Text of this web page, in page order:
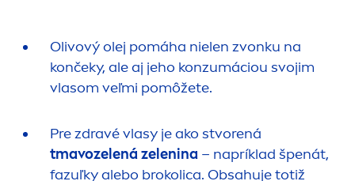
Olivový olej pomáha nielen zvonku na
končeky, ale aj jeho konzumáciou svojim
vlasom veľmi pomôžete.
Pre zdravé vlasy je ako stvorená
tmavozelená zelenina – napríklad špenát,
fazuľky alebo brokolica. Obsahuje totiž